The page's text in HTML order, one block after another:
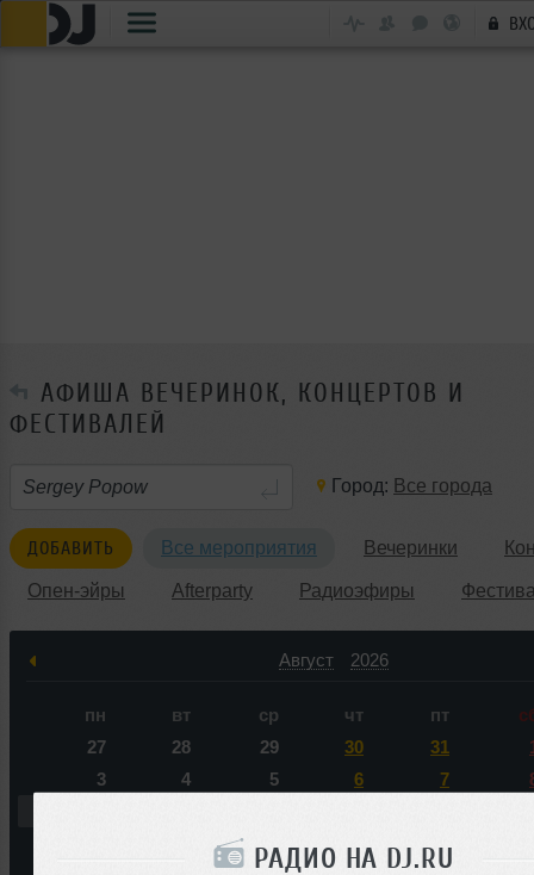
РАДИО НА DJ.RU
АФИША ВЕЧЕРИНОК, КОНЦЕРТОВ И
ФЕСТИВАЛЕЙ
Город: Все города
ДОБАВИТЬ Все мероприятия Вечеринки
Опен-эйры Afterparty Радиоэфиры
Август 2026
пн вт ср чт пт
27
28 29 30 31
3
4 5 6 7
19 20 21